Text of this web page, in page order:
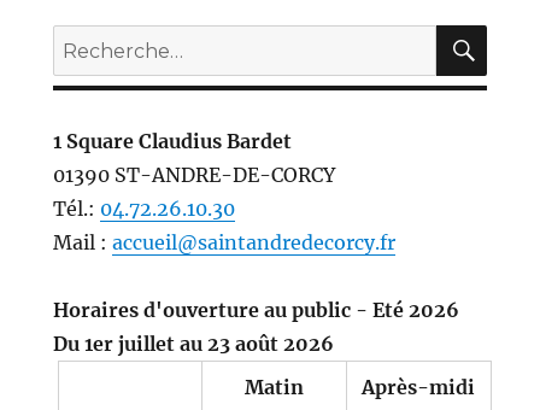
Recherche
pour :
1 Square Claudius Bardet
01390 ST-ANDRE-DE-CORCY
Tél.: 04.72.26.10.30
Mail : accueil@saintandredecorcy.fr
Horaires d'ouverture au public - Eté 2026
Du 1er juillet au 23 août 2026
Matin
Après-midi